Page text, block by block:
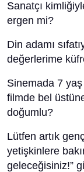
Sanatçı
ergen mi?
Din adamı
değerlerime
Sinemada 7
filmde bel
doğumlu?
Lütfen artık
yetişkinlere
geleceğisiniz!”